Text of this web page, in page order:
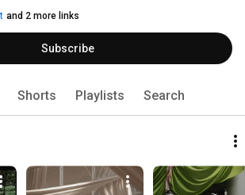
and 2 more links
Subscribe
Shorts Playlists Search